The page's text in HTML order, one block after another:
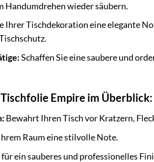
Handumdrehen wieder säubern.
Ihrer Tischdekoration eine elegante
Schaffen Sie eine saubere und
Empire im Überblick:
Bewahrt Ihren Tisch vor Kratzern,
Raum eine stilvolle Note.
ein sauberes und professionelles